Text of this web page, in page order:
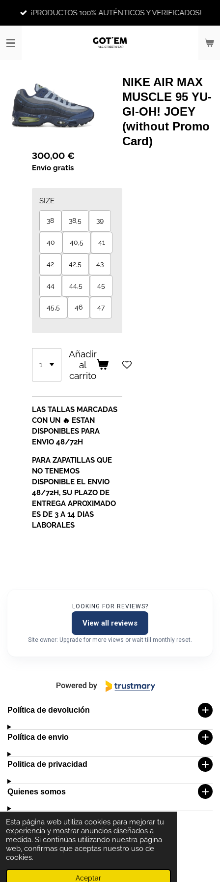
Esta página web utiliza cookies para mejorar tu
experiencia y mostrar anuncios diseñados a
medida. Si continúas utilizando nuestra página
web, confirmas que aceptas nuestro uso de
cookies.
Aceptar
principal
¡PRODUCTOS 100% AUTÉNTICOS Y VERIFICADOS!
NIKE AIR MAX
MUSCLE 95 YU-
GI-OH! JOEY
(without Promo
Card)
300,00 €
Envío gratis
SIZE
38 38,5 39
40 40,5 41
42 42,5 43
44 44,5 45
45,5 46 47
Añadir
al
carrito
LAS TALLAS MARCADAS
CON UN 🔥 ESTAN
DISPONIBLES PARA
ENVIO 48/72H
PARA ZAPATILLAS QUE
NO TENEMOS
DISPONIBLE EL ENVIO
48/72H, SU PLAZO DE
ENTREGA APROXIMADO
ES DE 3 A 14 DIAS
LABORALES
LOOKING FOR REVIEWS?
View all reviews
Site owner: Upgrade for more views or wait till monthly reset.
Política de devolución
Política de envio
Politica de privacidad
Quienes somos
© 2024- 2025 GOT'EM VLC